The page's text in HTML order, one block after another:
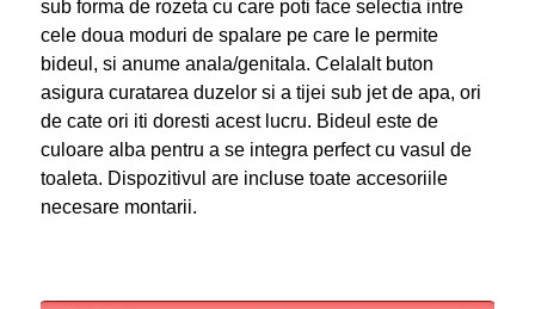
sub forma de rozeta cu care poti face selectia intre
cele doua moduri de spalare pe care le permite
bideul, si anume anala/genitala. Celalalt buton
asigura curatarea duzelor si a tijei sub jet de apa, ori
de cate ori iti doresti acest lucru. Bideul este de
culoare alba pentru a se integra perfect cu vasul de
toaleta. Dispozitivul are incluse toate accesoriile
necesare montarii.